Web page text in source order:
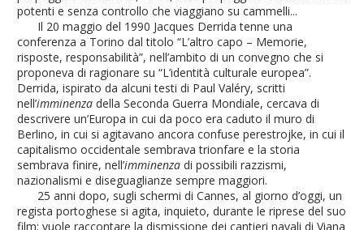
potenti e senza controllo che viaggiano su cammelli...
Il 20 maggio del 1990 Jacques Derrida tenne una
conferenza a Torino dal titolo “L’altro capo – Memorie,
risposte, responsabilità”, nell’ambito di un convegno che si
proponeva di ragionare su “L’identità culturale europea”.
Derrida, ispirato da alcuni testi di Paul Valéry, scritti
nell’imminenza della Seconda Guerra Mondiale, cercava di
descrivere un’Europa in cui da poco era caduto il muro di
Berlino, in cui si agitavano ancora confuse perestrojke, in cui il
capitalismo occidentale sembrava trionfare e la storia
sembrava finire, nell’imminenza di possibili razzismi,
nazionalismi e diseguaglianze sempre maggiori.
25 anni dopo, sugli schermi di Cannes, al giorno d’oggi, un
regista portoghese si agita, inquieto, durante le riprese del suo
film: vuole raccontare la dismissione dei cantieri navali di Viana